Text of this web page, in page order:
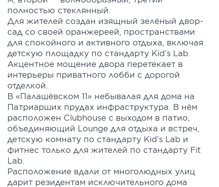
полностью стеклянный.
Для жителей создан изящный зелёный двор-
сад со своей оранжереей, пространствами
для спокойного и активного отдыха, включая
детскую площадку по стандарту Kid’s Lab.
Акцентное мощение двора перетекает в
интерьеры приватного лобби с дорогой
отделкой.
В «Палашёвском 11» небывалая для дома на
Патриарших прудах инфраструктура. В нём
расположен Clubhouse с выходом в патио,
объединяющий Lounge для отдыха и встреч,
детскую комнату по стандарту Kid’s Lab и
фитнес только для жителей по стандарту Fit
Lab.
Расположение вдали от многолюдных улиц
дарит резидентам исключительного дома